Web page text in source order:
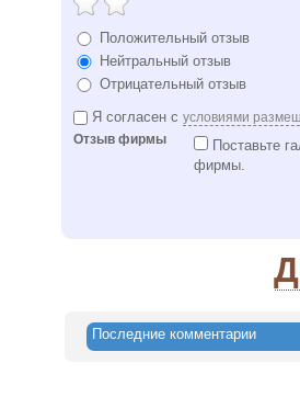
Положительный отзыв
Нейтральный отзыв
Отрицательный отзыв
Я согласен с условиями
Отзыв фирмы
Поставьте
фирмы.
Последние комментарии